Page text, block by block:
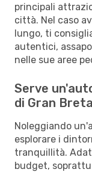
principali
città. Nel caso
lungo, ti
autentici,
nelle sue aree
Serve
di Gran
Noleggiando
esplorare i
tranquillità.
budget,